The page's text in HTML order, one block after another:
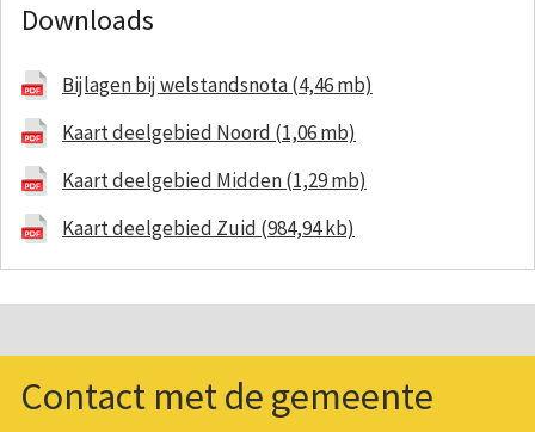
Downloads
Bijlagen bij welstandsnota (4,46 mb)
Kaart deelgebied Noord (1,06 mb)
Kaart deelgebied Midden (1,29 mb)
Kaart deelgebied Zuid (984,94 kb)
Contact met de gemeente